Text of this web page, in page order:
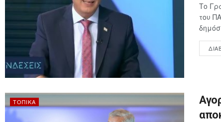
Το
του
ΤΟΠΙΚΆ